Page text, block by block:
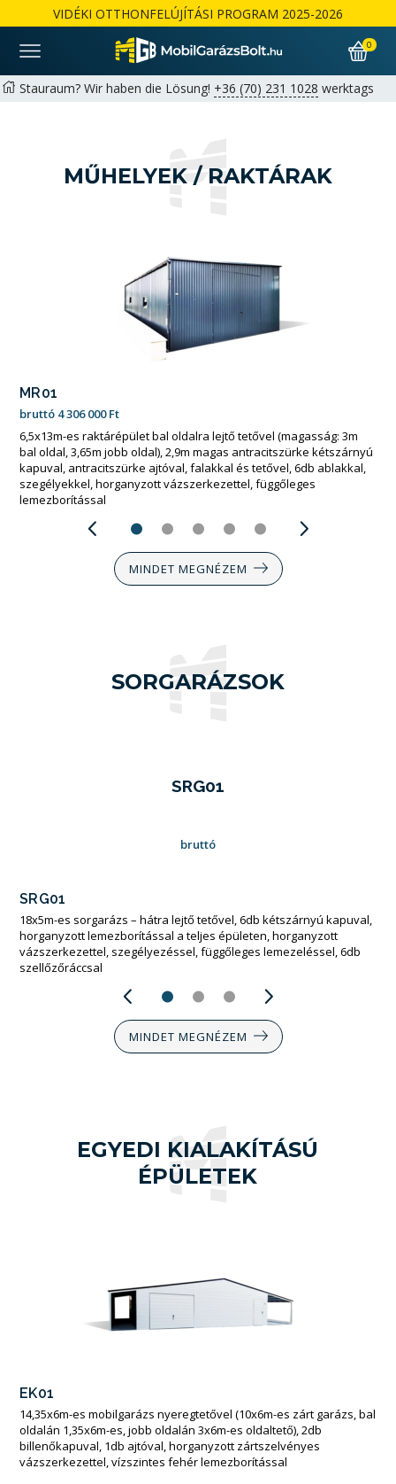
VIDÉKI OTTHONFELÚJÍTÁSI PROGRAM 2025-2026
0
Stauraum? Wir haben die Lösung! +36 (70) 231 1028 werktags
Garantie: 2+1 Jahre für Privatkunden möglich | 1+1 Jahre für
MŰHELYEK / RAKTÁRAK
MR02
bruttó 2 763 000Ft
6x6m-es műhely nyeregtetővel (magasság: 3,2m oldalfal, 3,8m
nyereg), csokoládébarna falakkal, tetővel és 3x4m-es kétszárnyú
kapuval, szegélyekkel, horganyzott vázszerkezettel, függőleges
lemezborítással
MINDET MEGNÉZEM
SORGARÁZSOK
SRG01
bruttó
SRG01
18x5m-es sorgarázs – hátra lejtő tetővel, 6db kétszárnyú kapuval,
horganyzott lemezborítással a teljes épületen, horganyzott
vázszerkezettel, szegélyezéssel, függőleges lemezeléssel, 6db
szellőzőráccsal
MINDET MEGNÉZEM
EGYEDI KIALAKÍTÁSÚ
ÉPÜLETEK
EK01
14,35x6m-es mobilgarázs nyeregtetővel (10x6m-es zárt garázs, bal
oldalán 1,35x6m-es, jobb oldalán 3x6m-es oldaltető), 2db
billenőkapuval, 1db ajtóval, horganyzott zártszelvényes
vázszerkezettel, vízszintes fehér lemezborítással